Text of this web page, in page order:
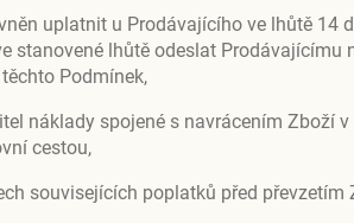
uplatnit u Prodávajícího ve lhůtě 14
stanovené lhůtě odeslat Prodávajícímu
Podmínek,
náklady spojené s navrácením Zboží v
cestou,
souvisejících poplatků před převzetím